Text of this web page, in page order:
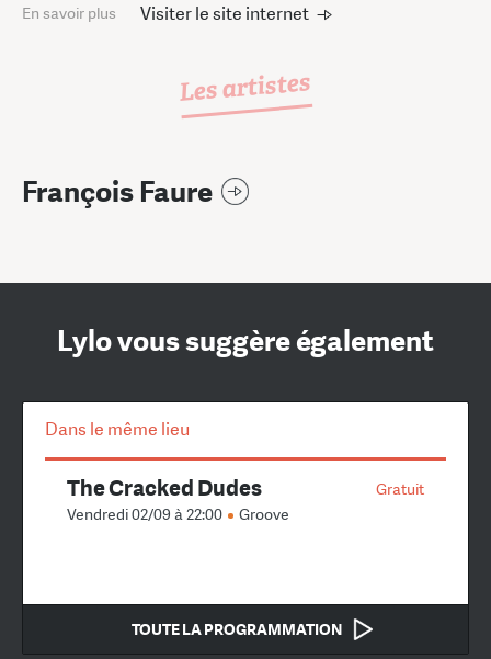
En savoir plus Visiter le site internet
Les artistes
François Faure
Lylo vous suggère également
Dans le même lieu
Gratuit
The Cracked Dudes
Vendredi 02/09 à 22:00 Groove
TOUTE LA PROGRAMMATION